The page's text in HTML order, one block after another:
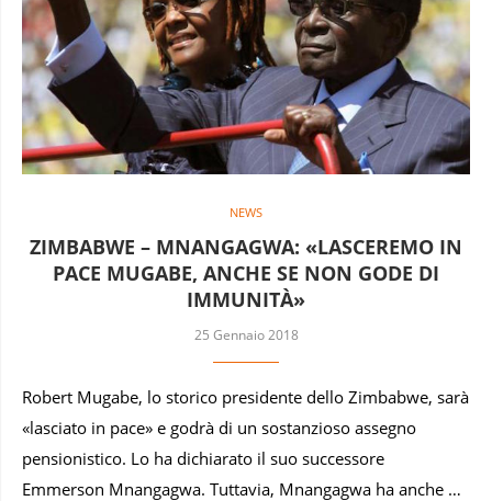
NEWS
ZIMBABWE – MNANGAGWA: «LASCEREMO IN
PACE MUGABE, ANCHE SE NON GODE DI
IMMUNITÀ»
25 Gennaio 2018
Robert Mugabe, lo storico presidente dello Zimbabwe, sarà
«lasciato in pace» e godrà di un sostanzioso assegno
pensionistico. Lo ha dichiarato il suo successore
Emmerson Mnangagwa. Tuttavia, Mnangagwa ha anche …